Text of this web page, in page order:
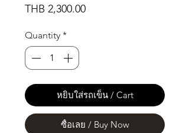
THB 2,300.00Price
Quantity *
หยิบใส่รถเข็น / Cart
ซื้อเลย / Buy Now